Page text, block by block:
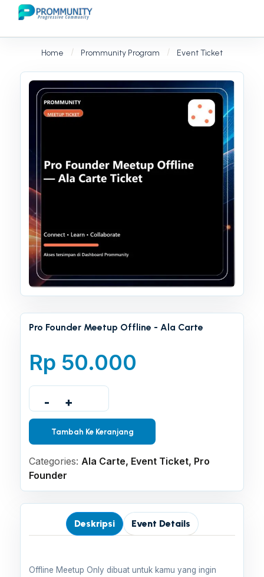
Home Prommunity Program Event Ticket
Pro Founder Meetup Offline - Ala Carte
Rp 50.000
- +
Tambah Ke Keranjang
Categories: Ala Carte, Event Ticket, Pro
Founder
Deskripsi Event Details
Offline Meetup Only dibuat untuk kamu yang ingin